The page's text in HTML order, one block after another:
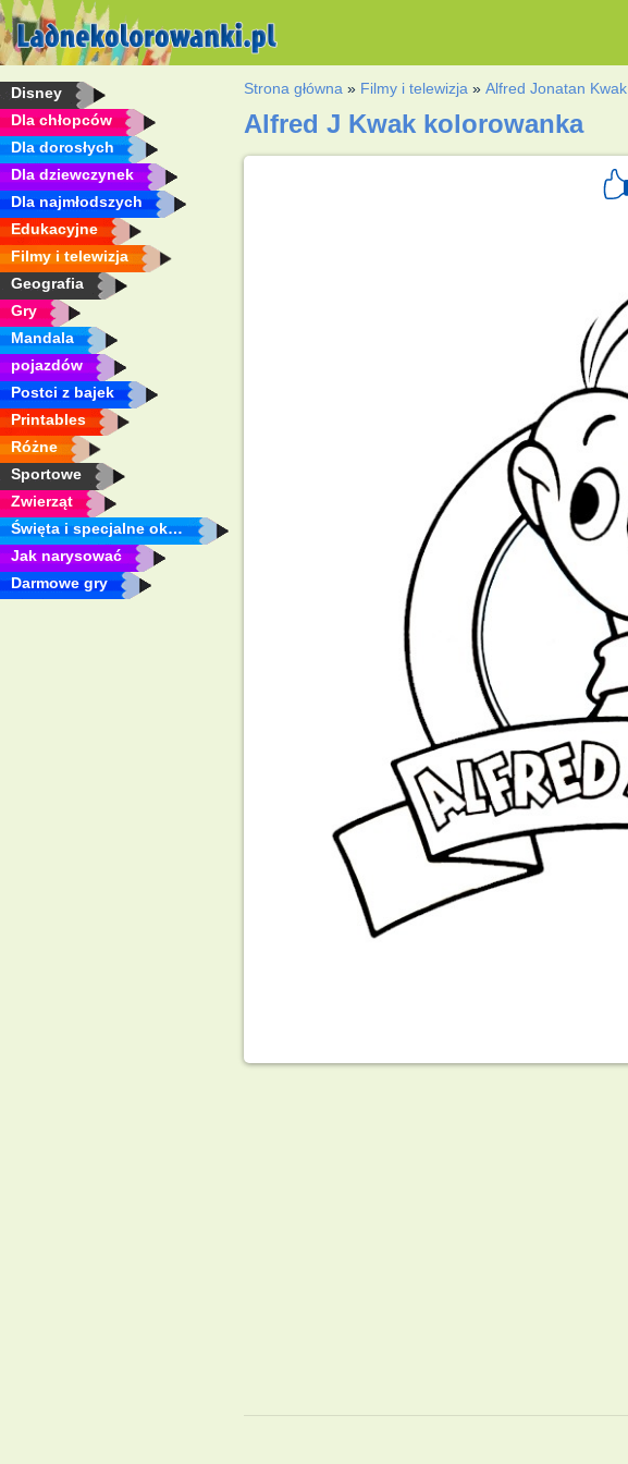
Disney
Dla chłopców
Dla dorosłych
Dla dziewczynek
Dla najmłodszych
Edukacyjne
Filmy i telewizja
Geografia
Gry
Mandala
pojazdów
Postci z bajek
Printables
Różne
Sportowe
Zwierząt
Święta i specjalne okazje
Jak narysować
Darmowe gry
Strona główna » Filmy i telewizja »Alfred Jonatan Kwak
Alfred J Kwak kolorowanka